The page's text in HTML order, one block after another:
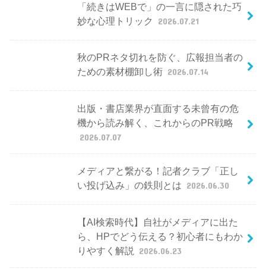
「続きはWEBで」の一言に隠された巧
妙な心理トリック
2026.07.21
秋のPRネタ切れを防ぐ、広報担当者の
ための素材棚卸し術 2026.07.14
出版・書店業界が直面する未曾有の危
機から読み解く、これからのPR戦略
2026.07.07
メディアと繋がる！記者クラブ「正し
い投げ込み」の鉄則とは 2026.06.30
【AI検索時代】自社がメディアに出た
ら、HPでどう伝える？初心者にもわか
りやすく解説
2026.06.23